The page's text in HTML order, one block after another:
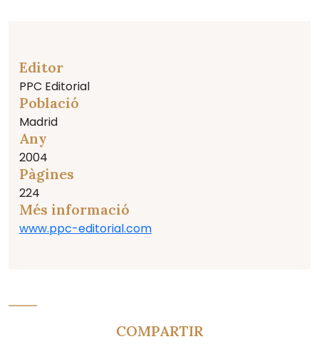
Editor
PPC Editorial
Població
Madrid
Any
2004
Pàgines
224
Més informació
www.ppc-editorial.com
COMPARTIR